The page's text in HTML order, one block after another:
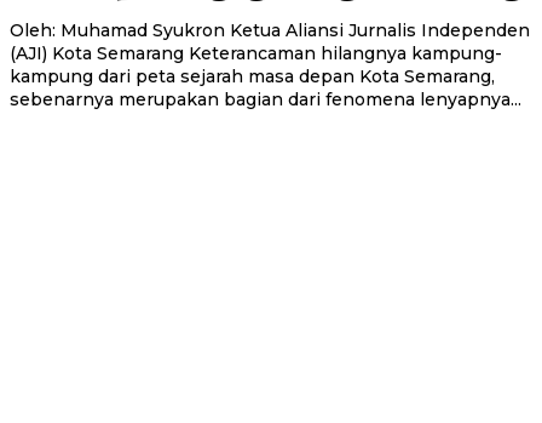
Oleh: Muhamad Syukron Ketua Aliansi Jurnalis Independen
(AJI) Kota Semarang Keterancaman hilangnya kampung-
kampung dari peta sejarah masa depan Kota Semarang,
sebenarnya merupakan bagian dari fenomena lenyapnya...